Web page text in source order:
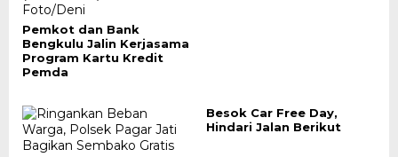
Pemkot dan Bank
Bengkulu Jalin Kerjasama
Program Kartu Kredit
Pemda
Besok Car Free Day,
Hindari Jalan Berikut